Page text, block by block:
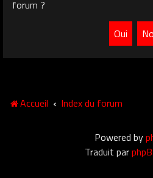
forum ?
Accueil Index du forum
Powered by
Traduit par